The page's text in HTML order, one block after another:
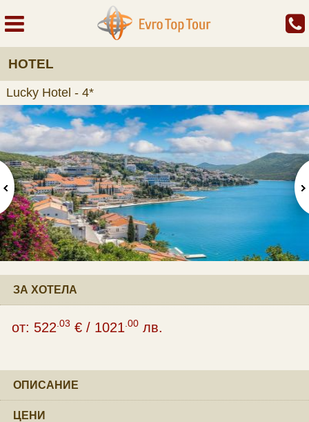
HOTEL
Lucky Hotel - 4*
ЗА ХОТЕЛА
от: 522 .03 € / 1021 .00 лв.
ОПИСАНИЕ
ЦЕНИ